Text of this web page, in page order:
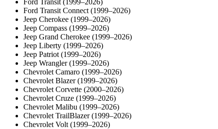
Ford Transit Connect (1999–2026)
Jeep Cherokee (1999–2026)
Jeep Compass (1999–2026)
Jeep Grand Cherokee (1999–2026)
Jeep Liberty (1999–2026)
Jeep Patriot (1999–2026)
Jeep Wrangler (1999–2026)
Chevrolet Camaro (1999–2026)
Chevrolet Blazer (1999–2026)
Chevrolet Corvette (2000–2026)
Chevrolet Cruze (1999–2026)
Chevrolet Malibu (1999–2026)
Chevrolet TrailBlazer (1999–2026)
Chevrolet Volt (1999–2026)